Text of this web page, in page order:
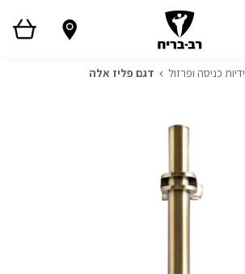
ידיות כניסה ופרזול דגם פליז אלה